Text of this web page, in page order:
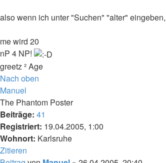
also wenn ich unter "Suchen" "alter"
me wird 20
nP 4 NP!
greetz ² Age
Nach oben
Manuel
The Phantom Poster
Beiträge: 41
Registriert: 19.04.2005, 1:00
Wohnort: Karlsruhe
Zitieren